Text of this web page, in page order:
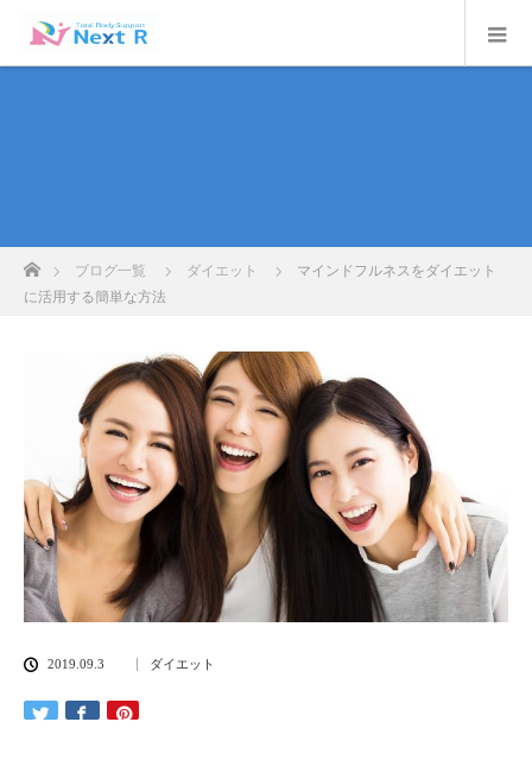
ブログ一覧 ダイエット
マインドフルネスをダイエット
に活用する簡単な方法
2019.09.3 ダイエット